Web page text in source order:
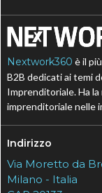
Nextwork360 è il
B2B dedicati ai temi
Imprenditoriale. Ha
imprenditoriale nelle
Indirizzo
Via Moretto da
Milano - Italia